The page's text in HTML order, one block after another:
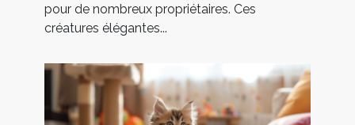
pour de nombreux propriétaires. Ces
créatures élégantes...